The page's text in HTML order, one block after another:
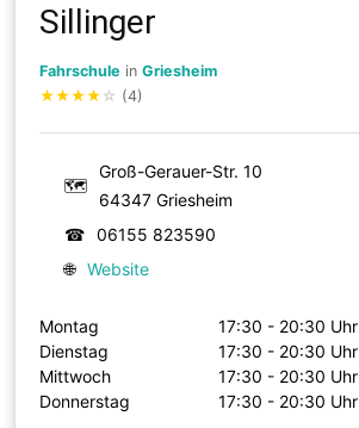
Sillinger
Fahrschule inGriesheim
★★★★ ☆ (4)
🗺
Groß-Gerauer-Str. 10
64347 Griesheim
☎
06155 823590
🌐 Website
Montag
17:30 - 20:30 Uhr
Dienstag
17:30 - 20:30 Uhr
Mittwoch
17:30 - 20:30 Uhr
Donnerstag
17:30 - 20:30 Uhr